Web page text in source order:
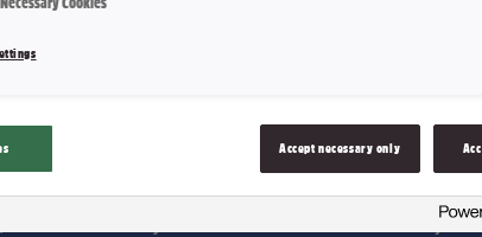
nytelse
av mørk sjokolade er Troika den ultimate
Accept necessary only